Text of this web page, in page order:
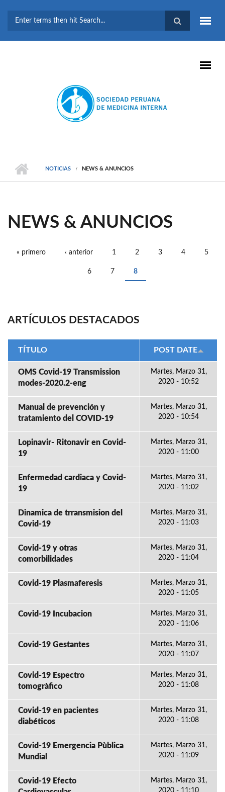
BÚSQUEDA
NOTICIAS NEWS & ANUNCIOS
NEWS & ANUNCIOS
« primero ‹ anterior 1 2 3 4 5
6 7 8
ARTÍCULOS DESTACADOS
TÍTULO POST DATE
OMS Covid-19 Transmission
modes-2020.2-eng
Martes, Marzo 31,
2020 - 10:52
Manual de prevención y
tratamiento del COVID-19
Martes, Marzo 31,
2020 - 10:54
Lopinavir- Ritonavir en Covid-
19
Martes, Marzo 31,
2020 - 11:00
Enfermedad cardiaca y Covid-
19
Martes, Marzo 31,
2020 - 11:02
Dinamica de trransmision del
Covid-19
Martes, Marzo 31,
2020 - 11:03
Covid-19 y otras
comorbilidades
Martes, Marzo 31,
2020 - 11:04
Covid-19 Plasmaferesis
Martes, Marzo 31,
2020 - 11:05
Covid-19 Incubacion
Martes, Marzo 31,
2020 - 11:06
Covid-19 Gestantes
Martes, Marzo 31,
2020 - 11:07
Covid-19 Espectro
tomogràfico
Martes, Marzo 31,
2020 - 11:08
Covid-19 en pacientes
diabéticos
Martes, Marzo 31,
2020 - 11:08
Covid-19 Emergencia Pùblica
Mundial
Martes, Marzo 31,
2020 - 11:09
Covid-19 Efecto
Martes, Marzo 31,
2020 - 11:10